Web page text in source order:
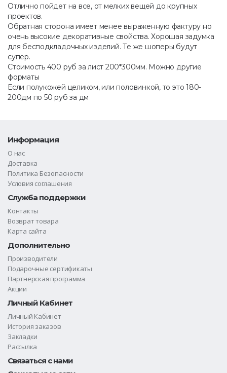
Отлично пойдет на все, от мелких вещей до крупных
проектов.
Обратная сторона имеет менее выраженную фактуру но
очень высокие декоративные свойства. Хорошая задумка
для бесподкладочных изделий. Те же шоперы будут
супер.
Стоимость 400 руб за лист 200*300мм. Можно другие
форматы
Если полукожей целиком, или половинкой, то это 180-
200дм по 50 руб за дм
Информация
О нас
Доставка
Политика Безопасности
Условия соглашения
Служба поддержки
Контакты
Возврат товара
Карта сайта
Дополнительно
Производители
Подарочные сертификаты
Партнерская программа
Акции
Личный Кабинет
Личный Кабинет
История заказов
Закладки
Рассылка
Связаться с нами